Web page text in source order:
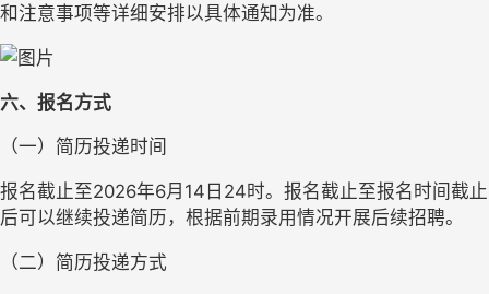
和注意事项等详细安排以具体通知为准。
六、报名方式
（一）简历投递时间
报名截止至2026年6月14日24时。报名截止至报名时间截止
后可以继续投递简历，根据前期录用情况开展后续招聘。
（二）简历投递方式